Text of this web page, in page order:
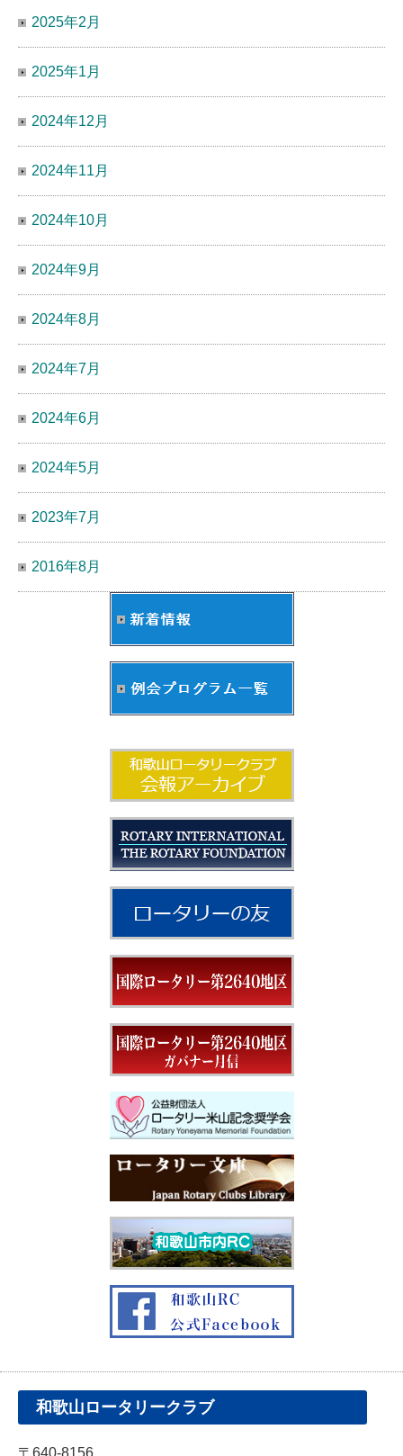
2025年2月
2025年1月
2024年12月
2024年11月
2024年10月
2024年9月
2024年8月
2024年7月
2024年6月
2024年5月
2023年7月
2016年8月
和歌山ロータリークラブ